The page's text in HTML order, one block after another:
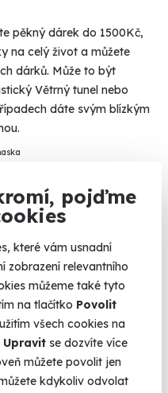
pojďme
které vám usnadní
zobrazení relevantního
můžeme také tyto
na tlačítko Povolit
všech cookies na
Upravit se dozvíte více
můžete povolit jen
kdykoliv odvolat
pěkný dárek do 1500Kč,
na celý život a můžete
dárků. Může to být
Větrný tunel nebo
dáte svým blízkým
máme
zákazníků.